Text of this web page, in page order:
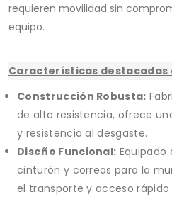
requieren movilidad sin
equipo.
Características destacadas
Construcción Robusta:
de alta resistencia, ofrece
y resistencia al desgaste.
Diseño Funcional: Equipado
cinturón y correas para la
el transporte y acceso rápido